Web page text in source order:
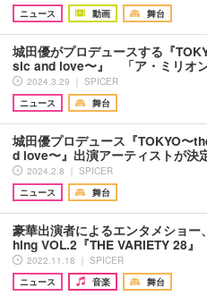
ニュース
動画 舞台
城田優がプロデュースする『
sic and love〜』 「ア・ミリオ
2024.3.29 ｜ SPICER
ニュース
舞台
城田優プロデュース『TOKYO〜
d love〜』出演アーティストが決
2024.2.8 ｜ SPICER
ニュース
舞台
豪華出演者によるエンタメショ
hing VOL.2『THE VARIETY 28
2022.11.18 ｜ SPICER
ニュース
音楽 舞台